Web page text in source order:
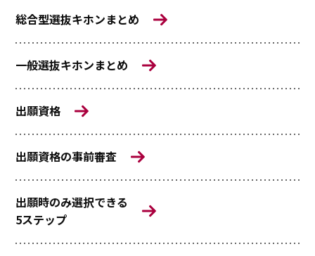
総合型選抜キホンまとめ
一般選抜キホンまとめ
出願資格
出願資格の事前審査
出願時のみ選択できる
5ステップ